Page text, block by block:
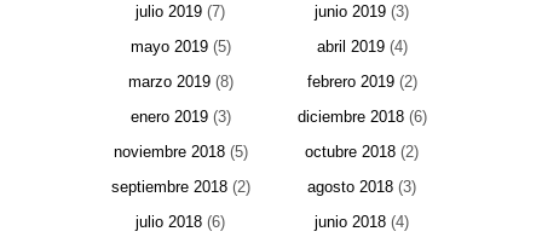
julio 2019 (7) junio 2019 (3)
mayo 2019(5) abril 2019(4)
marzo 2019(8) febrero 2019(2)
enero 2019(3) diciembre 2018(6)
noviembre 2018(5) octubre 2018 (2)
septiembre 2018(2) agosto 2018 (3)
julio 2018 (6) junio 2018 (4)